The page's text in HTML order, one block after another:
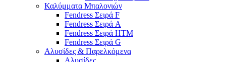
Καλύμματα Μπαλονιών
Fendress Σειρά F
Fendress Σειρά A
Fendress Σειρά HTM
Fendress Σειρά G
Αλυσίδες & Παρελκόμενα
Αλυσίδες